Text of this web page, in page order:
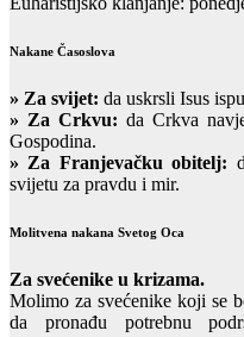
Nakane Časoslova
» Za svijet: da uskrsli Isus
» Za Crkvu: da Crkva
Gospodina.
» Za Franjevačku obitelj:
svijetu za pravdu i mir.
Molitvena nakana Svetog Oca
Za svećenike u krizama.
Molimo za svećenike koji se
da pronađu potrebnu